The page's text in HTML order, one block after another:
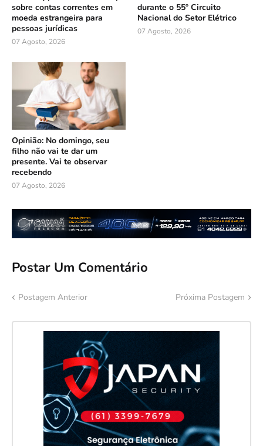
sobre contas correntes em
moeda estrangeira para
pessoas jurídicas
07 Agosto, 2026
durante o 55º Circuito
Nacional do Setor Elétrico
07 Agosto, 2026
Opinião: No domingo, seu
filho não vai te dar um
presente. Vai te observar
recebendo
07 Agosto, 2026
Postar Um Comentário
Postagem Anterior Próxima Postagem